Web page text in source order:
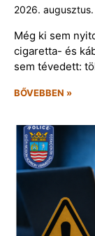
2026.
Még ki sem
cigaretta- és
sem tévedett:
BŐVEBBEN »